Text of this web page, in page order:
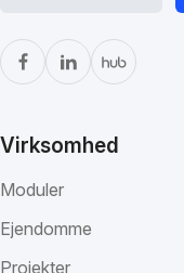
Virksomhed
Moduler
Ejendomme
Projekter